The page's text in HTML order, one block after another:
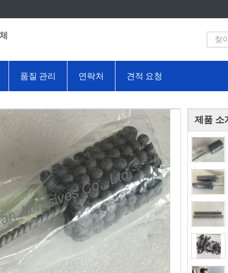
품질 관리 연락처 견적 요청
제품 소